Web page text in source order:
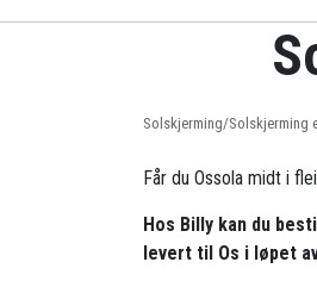
Solskjerming/Solskjerming
Får du Ossola midt i
Hos Billy kan du
levert til Os i løpet